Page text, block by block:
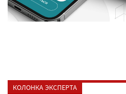
КОЛОНКА ЭКСПЕРТА